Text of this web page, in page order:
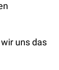
uns das